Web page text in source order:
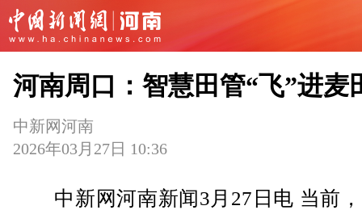
河南周口：智慧田管“飞”进麦
中新网河南
2026年03月27日 10:36
中新网河南新闻3月27日电 当前，